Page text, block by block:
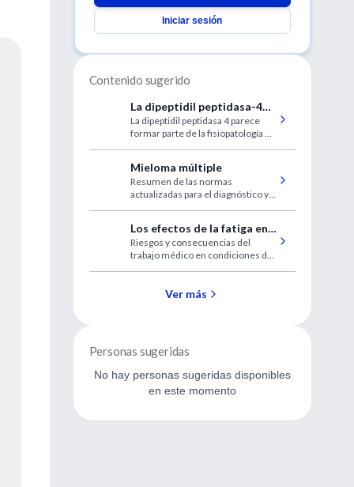
Iniciar sesión
Contenido sugerido
La dipeptidil peptidasa-4
en la patogenia de la
disfunción ventricular
La dipeptidil peptidasa 4 parece
formar parte de la fisiopatología de
considerarse tanto un
biomarcador para el diagnóstico
como un blanco terapéutico en
esta afección.
Mieloma múltiple
Resumen de las normas
actualizadas para el diagnóstico y
Los efectos de la fatiga en
los médicos
Riesgos y consecuencias del
trabajo médico en condiciones de
Ver más
Personas sugeridas
No hay personas sugeridas disponibles
en este momento